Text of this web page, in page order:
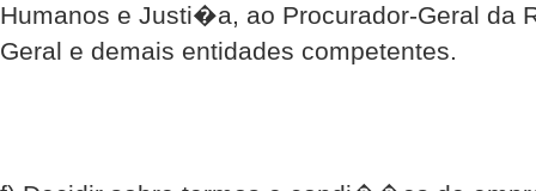
Humanos e Justi�a, ao Procurador-Geral da
Geral e demais entidades competentes.